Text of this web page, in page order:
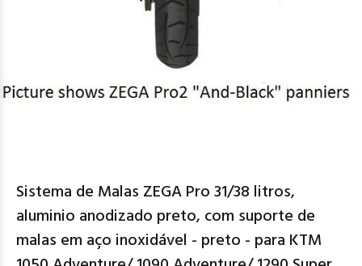
Sistema de Malas ZEGA Pro 31/38 litros,
aluminio anodizado preto, com suporte de
malas em aço inoxidável - preto - para KTM